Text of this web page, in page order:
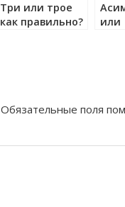
Три или трое
как правильно?
или
Обязательные поля